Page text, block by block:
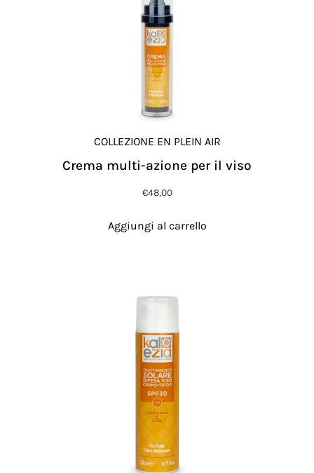
COLLEZIONE EN PLEIN AIR
Crema multi-azione per il viso
€48,00
Aggiungi al carrello